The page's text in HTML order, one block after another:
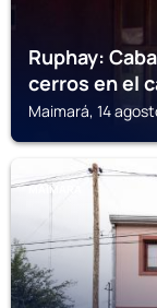
Ruphay:
cerros en el
Maimará, 14
MAIMARÁ